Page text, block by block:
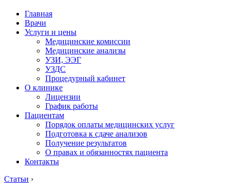
Главная
Врачи
Услуги и цены
Медицинские комиссии
Медицинские анализы
УЗИ, ЭЭГ
УЗДС
Процедурный кабинет
О клинике
Лицензии
График работы
Пациентам
Порядок оплаты медицинских услуг
Подготовка к сдаче анализов
Получение результатов
О правах и обязанностях пациента
Контакты
Статьи ›